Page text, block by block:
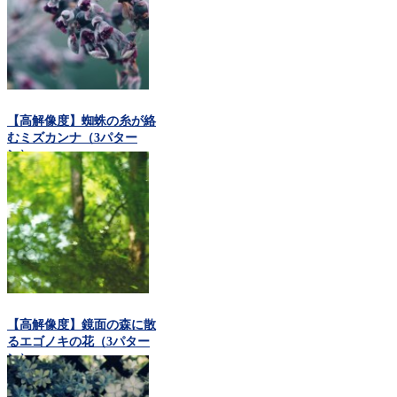
【高解像度】蜘蛛の糸が絡
むミズカンナ（3パター
ン）
【高解像度】鏡面の森に散
るエゴノキの花（3パター
ン）